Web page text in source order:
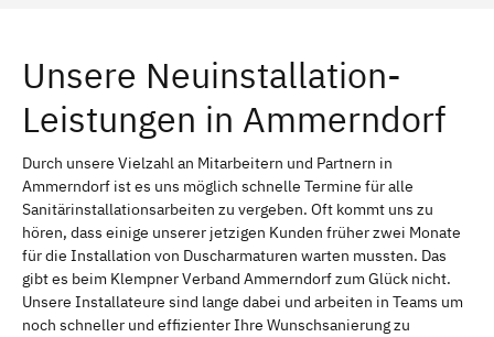
Unsere Neuinstallation-
Leistungen in Ammerndorf
Durch unsere Vielzahl an Mitarbeitern und Partnern in
Ammerndorf ist es uns möglich schnelle Termine für alle
Sanitärinstallationsarbeiten zu vergeben. Oft kommt uns zu
hören, dass einige unserer jetzigen Kunden früher zwei Monate
für die Installation von Duscharmaturen warten mussten. Das
gibt es beim Klempner Verband Ammerndorf zum Glück nicht.
Unsere Installateure sind lange dabei und arbeiten in Teams um
noch schneller und effizienter Ihre Wunschsanierung zu